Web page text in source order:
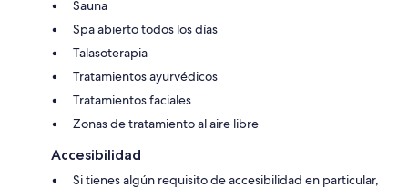
Sauna
Spa abierto todos los días
Talasoterapia
Tratamientos ayurvédicos
Tratamientos faciales
Zonas de tratamiento al aire libre
Accesibilidad
Si tienes algún requisito de accesibilidad en particular,